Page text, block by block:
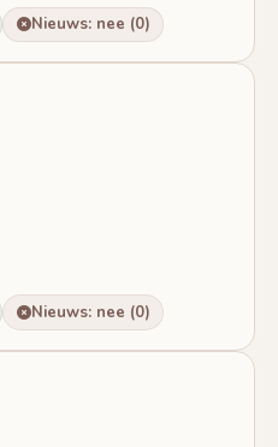
Nieuws: nee (0)
Nieuws: nee (0)